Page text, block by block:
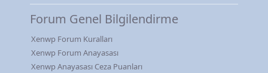
Forum Genel Bilgilendirme
Xenwp Forum Kuralları
Xenwp Forum Anayasası
Xenwp Anayasası Ceza Puanları